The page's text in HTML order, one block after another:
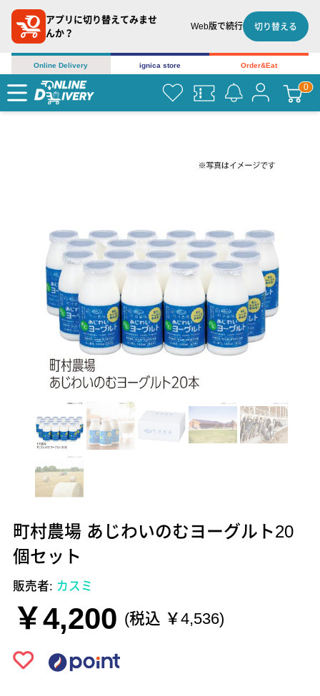
アプリに切り替えてみませ
んか？
Web版で続行 切り替える
Online Delivery ignica store Order&Eat
町村農場 あじわいのむヨーグルト20
個セット
販売者: カスミ
￥4,200 (税込 ￥4,536)